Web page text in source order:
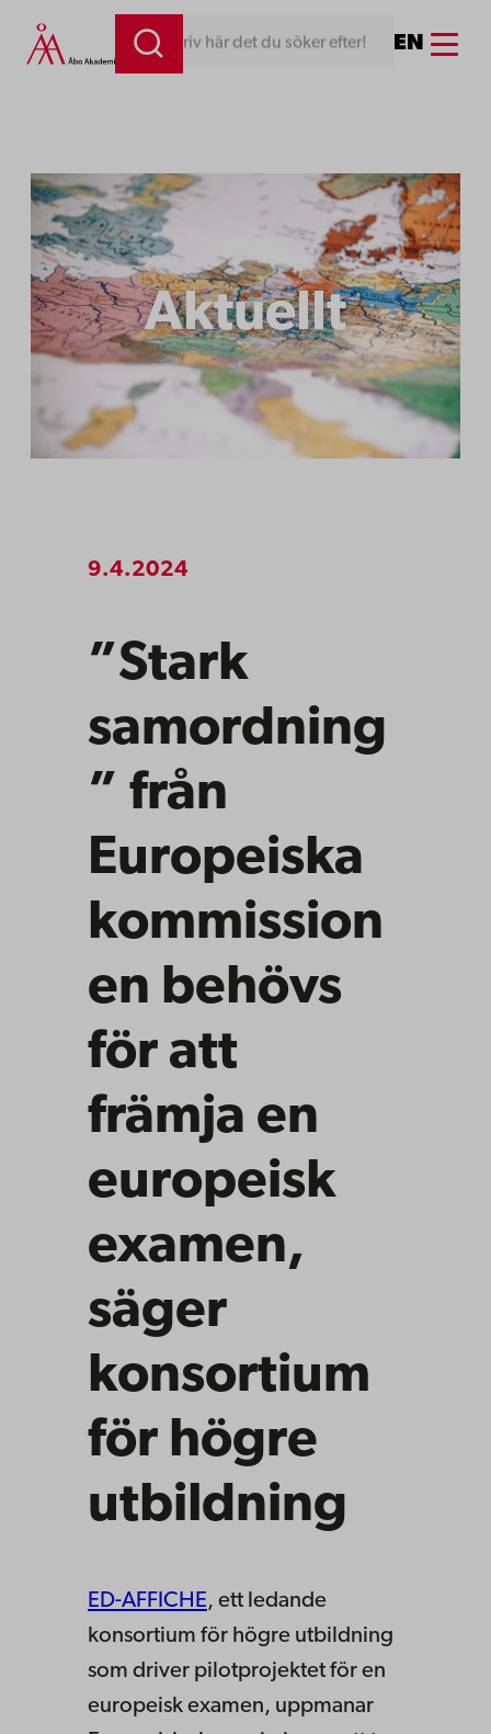
Hoppa
till
Skriv här det du söker efter! EN Menu
Aktuellt
9.4.2024
”Stark
samordning
” från
Europeiska
kommission
en behövs
för att
främja en
europeisk
examen,
säger
konsortium
för högre
utbildning
ED-AFFICHE, ett ledande
konsortium för högre utbildning
som driver pilotprojektet för en
europeisk examen, uppmanar